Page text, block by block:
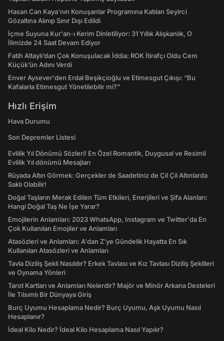
Hasan Can Kaya’nın Konuşanlar Programına Katılan Seyirci
Gözaltına Alınıp Sınır Dışı Edildi
İçme Suyuna Kur'an-ı Kerim Dinletiliyor: 31 Yıllık Alışkanlık, O
İlimizde 24 Saat Devam Ediyor
Fatih Altaylı’dan Çok Konuşulacak İddia: ROK İtirafçı Oldu Cem
Küçük’ün Adını Verdi
Enver Aysever'den Erdal Beşikçioğlu ve Etimesgut Çıkışı: “Bu
Kafalarla Etimesgut Yönetilebilir mi?”
Hızlı Erişim
Hava Durumu
Son Depremler Listesi
Evlilik Yıl Dönümü Sözleri! En Özel Romantik, Duygusal ve Resimli
Evlilik Yıl dönümü Mesajları
Rüyada Altın Görmek: Gerçekler de Saadetiniz de Çil Çil Altınlarda
Saklı Olabilir!
Doğal Taşların Merak Edilen Tüm Etkileri, Enerjileri ve Şifa Alanları:
Hangi Doğal Taş Ne İşe Yarar?
Emojilerin Anlamları: 2023 WhatsApp, Instagram ve Twitter'da En
Çok Kullanılan Emojiler ve Anlamları
Atasözleri ve Anlamları: A'dan Z'ye Gündelik Hayatta En Sık
Kullanılan Atasözleri ve Anlamları
Tavla Diziliş Şekli Nasıldır? Erkek Tavlası ve Kız Tavlası Diziliş Şekilleri
ve Oynama Yönleri
Tarot Kartları ve Anlamları Nelerdir? Majör ve Minör Arkana Desteleri
İle Tılsımlı Bir Dünyaya Giriş
Burç Uyumu Hesaplama Nedir? Burç Uyumu, Aşk Uyumu Nasıl
Hesaplanır?
İdeal Kilo Nedir? İdeal Kilo Hesaplama Nasıl Yapılır?